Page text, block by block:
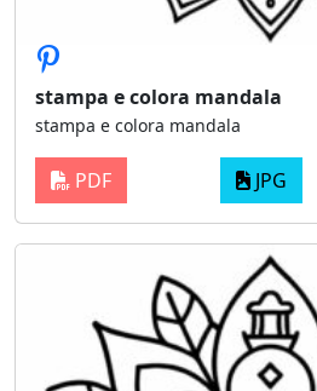
stampa e colora mandala
stampa e colora mandala
PDF JPG